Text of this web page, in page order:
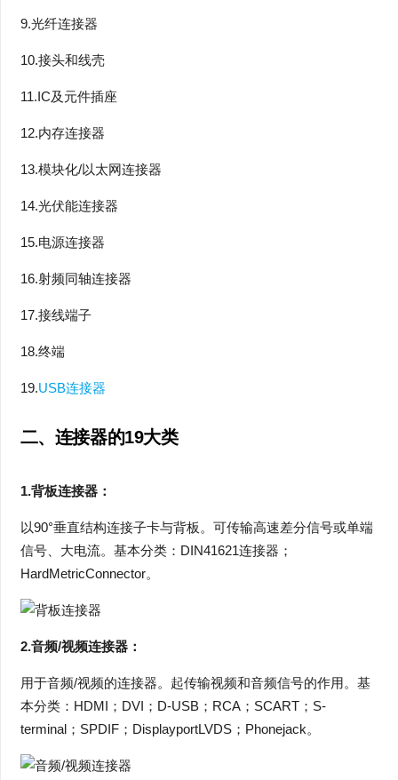
9.光纤连接器
10.接头和线壳
11.IC及元件插座
12.内存连接器
13.模块化/以太网连接器
14.光伏能连接器
15.电源连接器
16.射频同轴连接器
17.接线端子
18.终端
19.USB连接器
二、连接器的19大类
1.背板连接器：
以90°垂直结构连接子卡与背板。可传输高速差分信号或单端
信号、大电流。基本分类：DIN41621连接器；
HardMetricConnector。
2.音频/视频连接器：
用于音频/视频的连接器。起传输视频和音频信号的作用。基
本分类：HDMI；DVI；D-USB；RCA；SCART；S-
terminal；SPDIF；DisplayportLVDS；Phonejack。